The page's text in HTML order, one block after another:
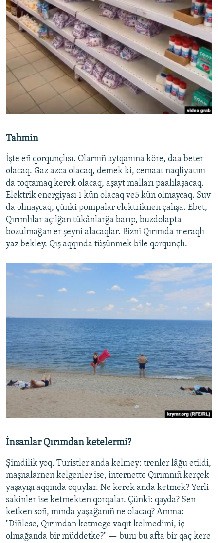
Tahmin
İşte eñ qorqunçlısı. Olarnıñ aytqanına köre, daa beter
olacaq. Gaz azca olacaq, demek ki, cemaat naqliyatını
da toqtamaq kerek olacaq, aşayt malları paalılaşacaq.
Elektrik energiyası 1 kün olacaq ve5 kün olmaycaq. Suv
da olmaycaq, çünki pompalar elektriknen çalışa. Ebet,
Qırımlılar açılğan tükânlarğa barıp, buzdolapta
bozulmağan er şeyni alacaqlar. Bizni Qırımda meraqlı
yaz bekley. Qış aqqında tüşünmek bile qorqunçlı.
İnsanlar Qırımdan ketelermi?
Şimdilik yoq. Turistler anda kelmey: trenler lâğu etildi,
maşnalarnen kelgenler ise, internette Qırımnıñ kerçek
yaşayışı aqqında oquylar. Ne kerek anda ketmek? Yerli
sakinler ise ketmekten qorqalar. Çünki: qayda? Sen
ketken soñ, mında yaşağanıñ ne olacaq? Amma:
"Diñlese, Qırımdan ketmege vaqıt kelmedimi, iç
olmağanda bir müddetke?" — bunı bu afta bir qaç kere